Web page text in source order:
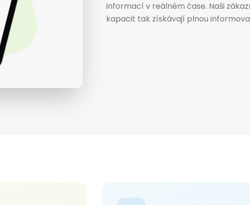
informací v reálném čase. Naši
kapacit tak získávají plnou